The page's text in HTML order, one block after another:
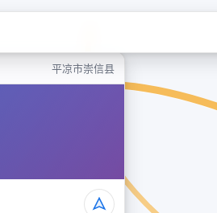
平凉市崇信县